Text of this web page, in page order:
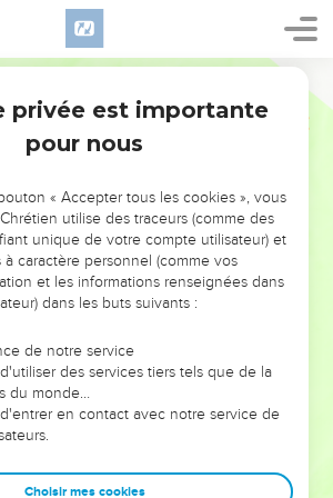
PAS L’ÉVÉNEMENT
DE L’ANNÉE !
POUVAIENT VOUS ÉVITER LES
VOTRES ?
Mais on voit moins les doutes, les erreurs
qu'ils ont traversés, alors même que ce
elles qui les ont façonnés.
leaders, entrepreneurs, et responsables
plus de sagesse afin que leurs erreurs
privée est importante
pour nous
« Accepter tous les cookies », vous
utilise des traceurs (comme des
unique de votre compte utilisateur) et
caractère personnel (comme vos
et les informations renseignées dans
dans les buts suivants :
de notre service
des services tiers tels que de la
du monde…
en contact avec notre service de
Choisir mes cookies